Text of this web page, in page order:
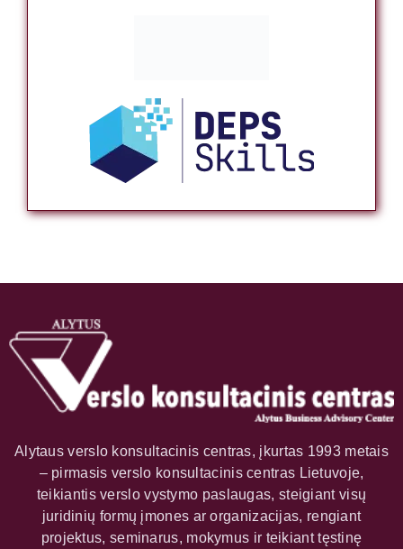
Alytaus verslo konsultacinis centras, įkurtas 1993 metais
– pirmasis verslo konsultacinis centras Lietuvoje,
teikiantis verslo vystymo paslaugas, steigiant visų
juridinių formų įmones ar organizacijas, rengiant
projektus, seminarus, mokymus ir teikiant tęstinę